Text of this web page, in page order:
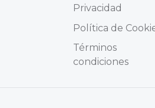
Privacidad
Política de
Términos
condiciones